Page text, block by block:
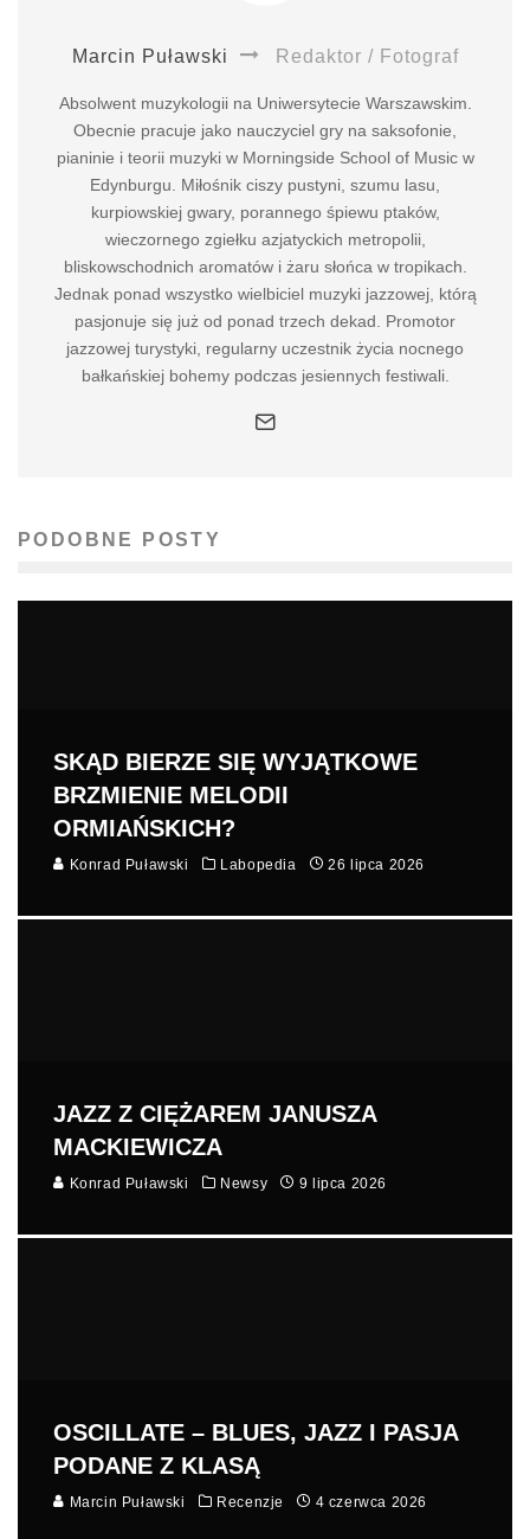
Marcin Puławski Redaktor / Fotograf
Absolwent muzykologii na Uniwersytecie Warszawskim.
Obecnie pracuje jako nauczyciel gry na saksofonie,
pianinie i teorii muzyki w Morningside School of Music w
Edynburgu. Miłośnik ciszy pustyni, szumu lasu,
kurpiowskiej gwary, porannego śpiewu ptaków,
wieczornego zgiełku azjatyckich metropolii,
bliskowschodnich aromatów i żaru słońca w tropikach.
Jednak ponad wszystko wielbiciel muzyki jazzowej, którą
pasjonuje się już od ponad trzech dekad. Promotor
jazzowej turystyki, regularny uczestnik życia nocnego
bałkańskiej bohemy podczas jesiennych festiwali.
PODOBNE POSTY
SKĄD BIERZE SIĘ WYJĄTKOWE
BRZMIENIE MELODII
ORMIAŃSKICH?
Konrad Puławski Labopedia 26 lipca 2026
JAZZ Z CIĘŻAREM JANUSZA
MACKIEWICZA
Konrad Puławski Newsy 9 lipca 2026
OSCILLATE – BLUES, JAZZ I PASJA
PODANE Z KLASĄ
Marcin Puławski Recenzje 4 czerwca 2026